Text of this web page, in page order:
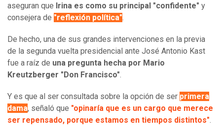
aseguran que Irina es como su principal "confidente" y
consejera de "reflexión política".
De hecho, una de sus grandes intervenciones en la previa
de la segunda vuelta presidencial ante José Antonio Kast
fue a raíz de una pregunta hecha por Mario
Kreutzberger "Don Francisco".
Y es que al ser consultada sobre la opción de ser primera
dama, señaló que "opinaría que es un cargo que merece
ser repensado, porque estamos en tiempos distintos".